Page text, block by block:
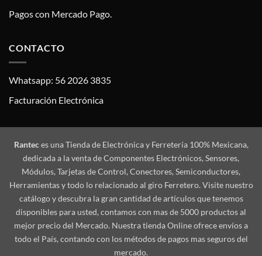
Pagos con Mercado Pago.
CONTACTO
Whatsapp: 56 2026 3835
Facturación Electrónica
Ranteces una Tienda de Electrónica y Ferretería 100% Mexicana,
dedicada a la venta de Componentes Electrónicos, Sensores,
Módulos, Tarjetas de Control, Conectores, Semiconductores,
Herramientas y todo lo relacionado al giro Ferretero. Visite nuestro
catálogo y descubra la gran cantidad de artículos que tenemos
disponibles para usted, contamos con mas de 5000 productos al
mejor precio del Mercado. Nuestra tienda Online ofrece envíos a
todo el País, contando con los métodos de pagos mas seguros del
mercado.